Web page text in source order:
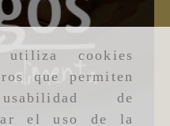
cookies
que permiten
de
el uso de la